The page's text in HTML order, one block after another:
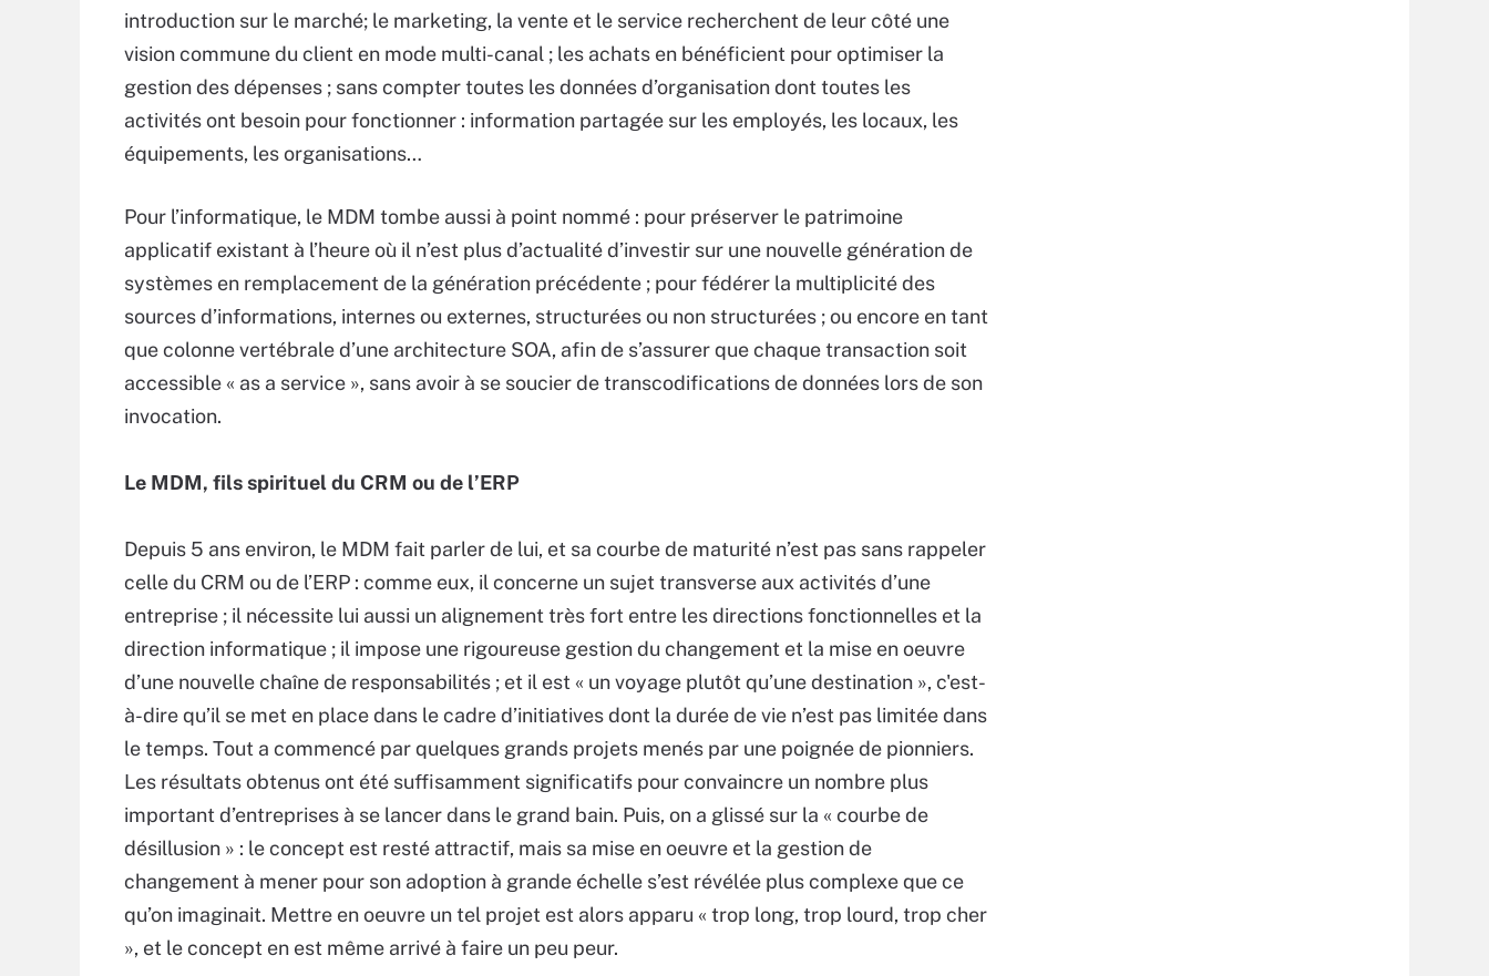
introduction sur le marché; le marketing, la vente et le service recherchent de leur côté une
vision commune du client en mode multi-canal ; les achats en bénéficient pour optimiser la
gestion des dépenses ; sans compter toutes les données d’organisation dont toutes les
activités ont besoin pour fonctionner : information partagée sur les employés, les locaux, les
équipements, les organisations…
Pour l’informatique, le MDM tombe aussi à point nommé : pour préserver le patrimoine
applicatif existant à l’heure où il n’est plus d’actualité d’investir sur une nouvelle génération de
systèmes en remplacement de la génération précédente ; pour fédérer la multiplicité des
sources d’informations, internes ou externes, structurées ou non structurées ; ou encore en tant
que colonne vertébrale d’une architecture SOA, afin de s’assurer que chaque transaction soit
accessible « as a service », sans avoir à se soucier de transcodifications de données lors de son
invocation.
Le MDM, fils spirituel du CRM ou de l’ERP
Depuis 5 ans environ, le MDM fait parler de lui, et sa courbe de maturité n’est pas sans rappeler
celle du CRM ou de l’ERP : comme eux, il concerne un sujet transverse aux activités d’une
entreprise ; il nécessite lui aussi un alignement très fort entre les directions fonctionnelles et la
direction informatique ; il impose une rigoureuse gestion du changement et la mise en oeuvre
d’une nouvelle chaîne de responsabilités ; et il est « un voyage plutôt qu’une destination », c'est-
à-dire qu’il se met en place dans le cadre d’initiatives dont la durée de vie n’est pas limitée dans
le temps. Tout a commencé par quelques grands projets menés par une poignée de pionniers.
Les résultats obtenus ont été suffisamment significatifs pour convaincre un nombre plus
important d’entreprises à se lancer dans le grand bain. Puis, on a glissé sur la « courbe de
désillusion » : le concept est resté attractif, mais sa mise en oeuvre et la gestion de
changement à mener pour son adoption à grande échelle s’est révélée plus complexe que ce
qu’on imaginait. Mettre en oeuvre un tel projet est alors apparu « trop long, trop lourd, trop cher
», et le concept en est même arrivé à faire un peu peur.